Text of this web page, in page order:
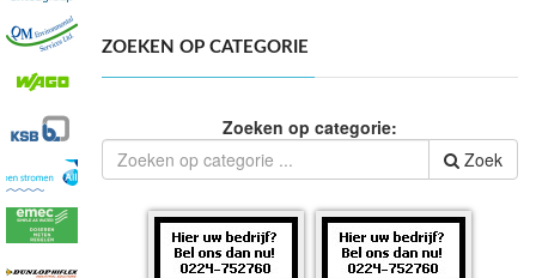
ZOEKEN OP CATEGORIE
Zoeken op categorie:
Zoek